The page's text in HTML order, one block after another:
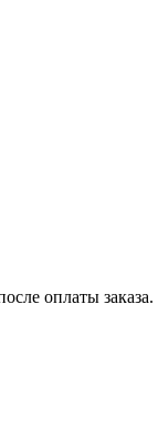
оплаты заказа.